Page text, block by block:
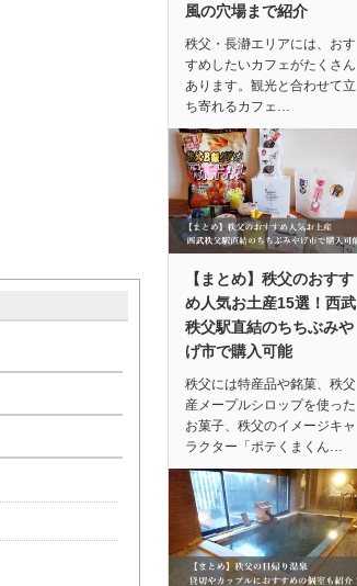
風の穴場まで紹介
秩父・長瀞エリアには、おす
すめしたいカフェがたくさん
あります。観光と合わせて立
ち寄れるカフェ…
【まとめ】秩父のおすす
め人気お土産15選！西武
秩父駅直結のちちぶみや
げ市で購入可能
秩父には特産品や銘菓、秩父
産メープルシロップを使った
お菓子、秩父のイメージキャ
ラクター「ポテくまくん…